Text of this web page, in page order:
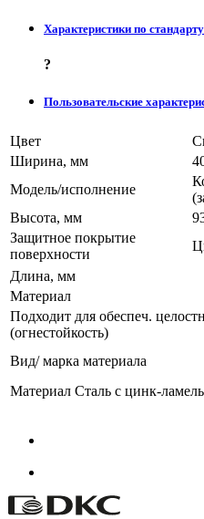
Характеристики по
?
Пользовательские
Цвет
Ширина, мм
Модель/исполнение
Высота, мм
Защитное покрытие
поверхности
Длина, мм
Материал
Подходит для обеспеч.
(огнестойкость)
Вид/ марка материала
Материал Сталь с цинк-